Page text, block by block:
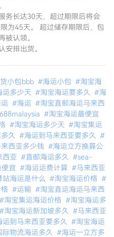
务长达30天，超过期限后将会
为45天。 超过储存期限后，包
被认领。
安排出货。
小包bbb #海运小包 #淘宝海
运多少天 #淘宝海运要多久
#海
#海运 #淘宝直邮海运马来西
#淘宝海运最便宜
#淘宝海运多少天 #淘宝集运
久 #海运到马来西亚要多久
#
西亚多少钱 #海运立方换算公
西亚 #直邮海运多久
#sea-
宜 #海运运费计算 #马来西亚
站海运是什么 #淘宝海运价格 #
#运输 #淘宝直运海运马来西
#淘宝集运海运价格 #淘宝海运多
#淘宝海运新加坡多久
#马来西亚
运到马来西亚要多久
#淘宝海运
际物流海运多久
#海运一立方多